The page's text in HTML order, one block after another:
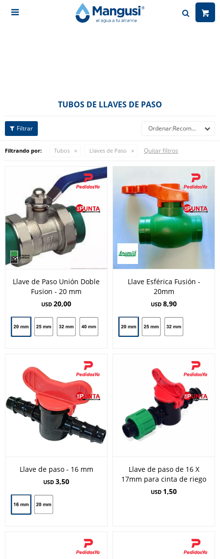

TUBOS DE LLAVES DE PASO
Recomendados
Filtrando por: Tubos Llaves de Paso Quitar filtros
Llave de Paso Unión Doble
Fusion - 20 mm
USD 20,00
Llave Esférica Fusión -
20mm
USD 8,90
Llave de paso - 16 mm
USD 3,50
Llave de paso de 16 X
17mm para cinta de riego
USD 1,50